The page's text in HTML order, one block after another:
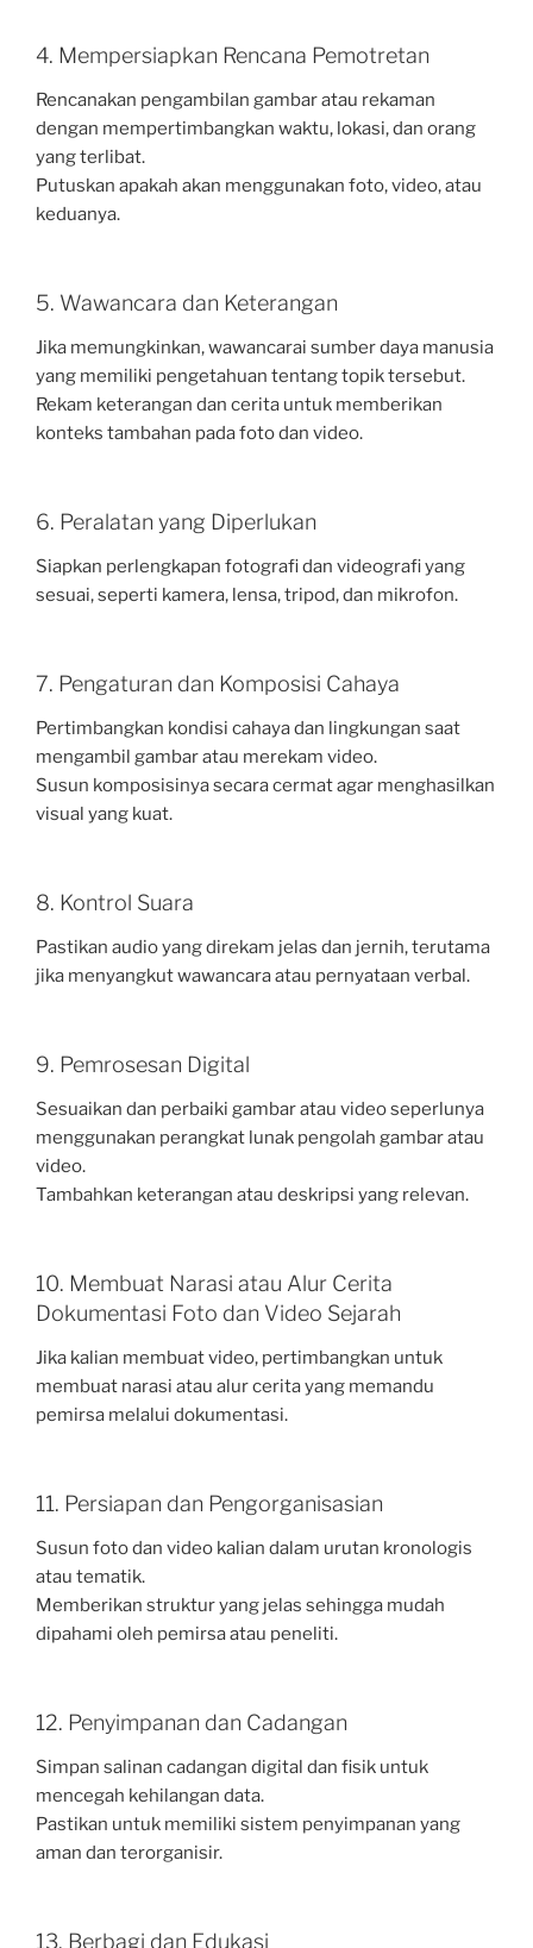
4. Mempersiapkan Rencana Pemotretan
Rencanakan pengambilan gambar atau rekaman
dengan mempertimbangkan waktu, lokasi, dan orang
yang terlibat.
Putuskan apakah akan menggunakan foto, video, atau
keduanya.
5. Wawancara dan Keterangan
Jika memungkinkan, wawancarai sumber daya manusia
yang memiliki pengetahuan tentang topik tersebut.
Rekam keterangan dan cerita untuk memberikan
konteks tambahan pada foto dan video.
6. Peralatan yang Diperlukan
Siapkan perlengkapan fotografi dan videografi yang
sesuai, seperti kamera, lensa, tripod, dan mikrofon.
7. Pengaturan dan Komposisi Cahaya
Pertimbangkan kondisi cahaya dan lingkungan saat
mengambil gambar atau merekam video.
Susun komposisinya secara cermat agar menghasilkan
visual yang kuat.
8. Kontrol Suara
Pastikan audio yang direkam jelas dan jernih, terutama
jika menyangkut wawancara atau pernyataan verbal.
9. Pemrosesan Digital
Sesuaikan dan perbaiki gambar atau video seperlunya
menggunakan perangkat lunak pengolah gambar atau
video.
Tambahkan keterangan atau deskripsi yang relevan.
10. Membuat Narasi atau Alur Cerita
Dokumentasi Foto dan Video Sejarah
Jika kalian membuat video, pertimbangkan untuk
membuat narasi atau alur cerita yang memandu
pemirsa melalui dokumentasi.
11. Persiapan dan Pengorganisasian
Susun foto dan video kalian dalam urutan kronologis
atau tematik.
Memberikan struktur yang jelas sehingga mudah
dipahami oleh pemirsa atau peneliti.
12. Penyimpanan dan Cadangan
Simpan salinan cadangan digital dan fisik untuk
mencegah kehilangan data.
Pastikan untuk memiliki sistem penyimpanan yang
aman dan terorganisir.
13. Berbagi dan Edukasi